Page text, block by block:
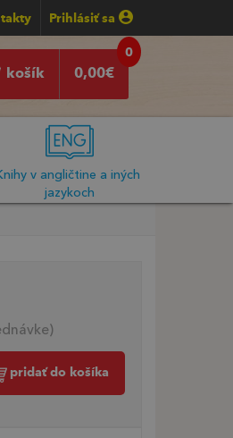
Prihlásiť sa
0
0,00€
košík
v angličtine a iných
jazykoch
pridať do košíka